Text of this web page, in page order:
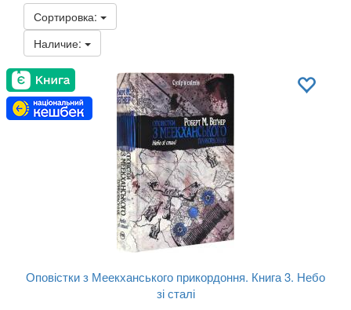
Сортировка:
Наличие:
Оповістки з Меекханського прикордоння. Книга 3. Небо
зі сталі